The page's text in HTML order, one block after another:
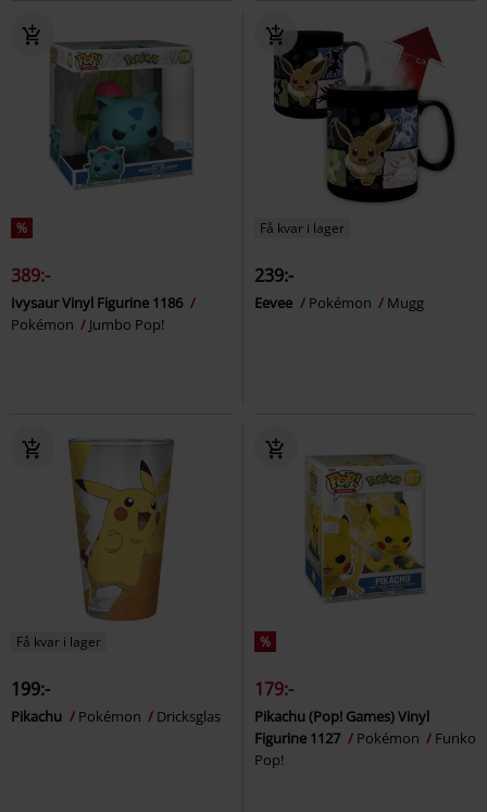
%
389:-
Ivysaur Vinyl Figurine 1186
Pokémon
Jumbo Pop!
Få kvar i lager
239:-
Eevee Pokémon Mugg
Få kvar i lager
199:-
Pikachu Pokémon Dricksglas
%
179:-
Pikachu (Pop! Games) Vinyl
Figurine 1127
Pokémon
Funko
Pop!